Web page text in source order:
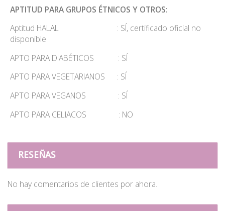
APTITUD PARA GRUPOS ÉTNICOS Y OTROS:
Aptitud HALAL : SÍ, certificado oficial no
disponible
APTO PARA DIABÉTICOS : SÍ
APTO PARA VEGETARIANOS : SÍ
APTO PARA VEGANOS : SÍ
APTO PARA CELIACOS : NO
RESEÑAS
No hay comentarios de clientes por ahora.